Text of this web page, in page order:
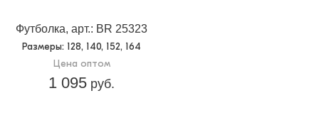
Футболка, арт.: BR 25323
Размеры: 128, 140, 152, 164
Цена оптом
1 095 руб.